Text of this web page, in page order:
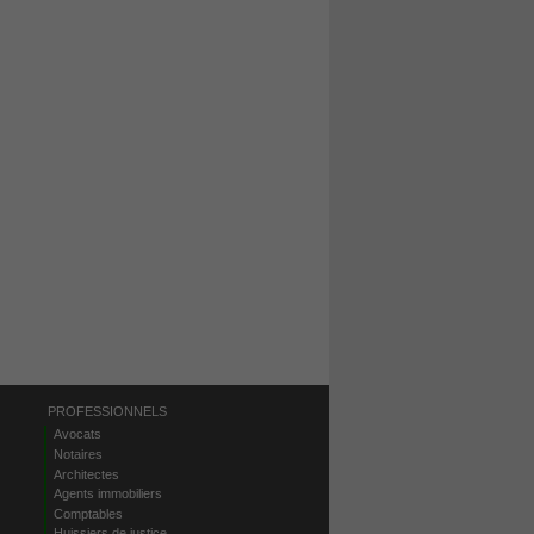
PROFESSIONNELS
Avocats
Notaires
Architectes
Agents immobiliers
Comptables